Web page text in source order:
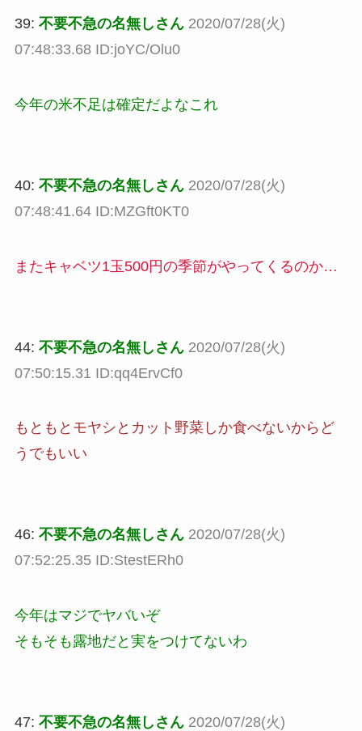
39: 不要不急の名無しさん 2020/07/28(火)
07:48:33.68 ID:joYC/Olu0
今年の米不足は確定だよなこれ
40: 不要不急の名無しさん 2020/07/28(火)
07:48:41.64 ID:MZGft0KT0
またキャベツ1玉500円の季節がやってくるのか…
44: 不要不急の名無しさん 2020/07/28(火)
07:50:15.31 ID:qq4ErvCf0
もともとモヤシとカット野菜しか食べないからど
うでもいい
46: 不要不急の名無しさん 2020/07/28(火)
07:52:25.35 ID:StestERh0
今年はマジでヤバいぞ
そもそも露地だと実をつけてないわ
47: 不要不急の名無しさん 2020/07/28(火)